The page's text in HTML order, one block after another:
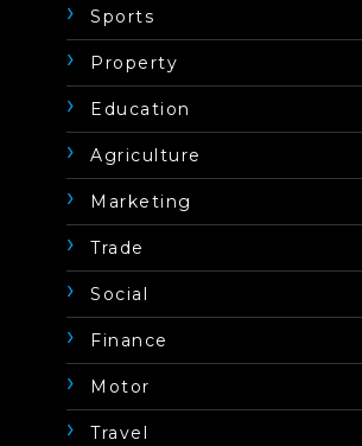
Sports
Property
Education
Agriculture
Marketing
Trade
Social
Finance
Motor
Travel